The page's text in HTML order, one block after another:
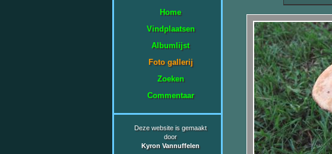
Home
Vindplaatsen
Albumlijst
Foto gallerij
Zoeken
Commentaar
Deze website is gemaakt
door
Kyron Vannuffelen